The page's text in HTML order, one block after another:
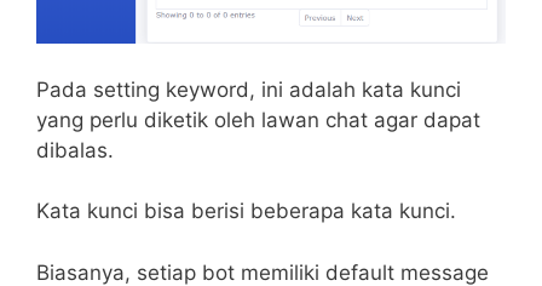
Pada setting keyword, ini adalah kata kunci
yang perlu diketik oleh lawan chat agar dapat
dibalas.
Kata kunci bisa berisi beberapa kata kunci.
Biasanya, setiap bot memiliki default message